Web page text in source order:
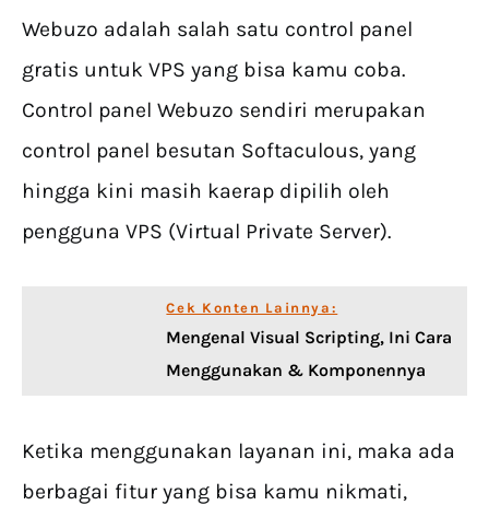
Webuzo adalah salah satu control panel
gratis untuk VPS yang bisa kamu coba.
Control panel Webuzo sendiri merupakan
control panel besutan Softaculous, yang
hingga kini masih kaerap dipilih oleh
pengguna VPS (Virtual Private Server).
Cek Konten Lainnya:
Mengenal Visual Scripting, Ini Cara
Menggunakan & Komponennya
Ketika menggunakan layanan ini, maka ada
berbagai fitur yang bisa kamu nikmati,